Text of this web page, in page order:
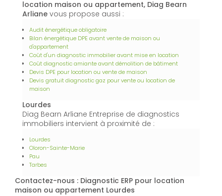
location maison ou appartement, Diag Bearn
Arliane vous propose aussi :
Audit énergétique obligatoire
Bilan énergétique DPE avant vente de maison ou
d'appartement
Coût d'un diagnostic immobilier avant mise en location
Coût diagnostic amiante avant démolition de bâtiment
Devis DPE pour location ou vente de maison
Devis gratuit diagnostic gaz pour vente ou location de
maison
Lourdes
Diag Bearn Arliane Entreprise de diagnostics
immobiliers intervient à proximité de :
Lourdes
Oloron-Sainte-Marie
Pau
Tarbes
Contactez-nous : Diagnostic ERP pour location
maison ou appartement Lourdes